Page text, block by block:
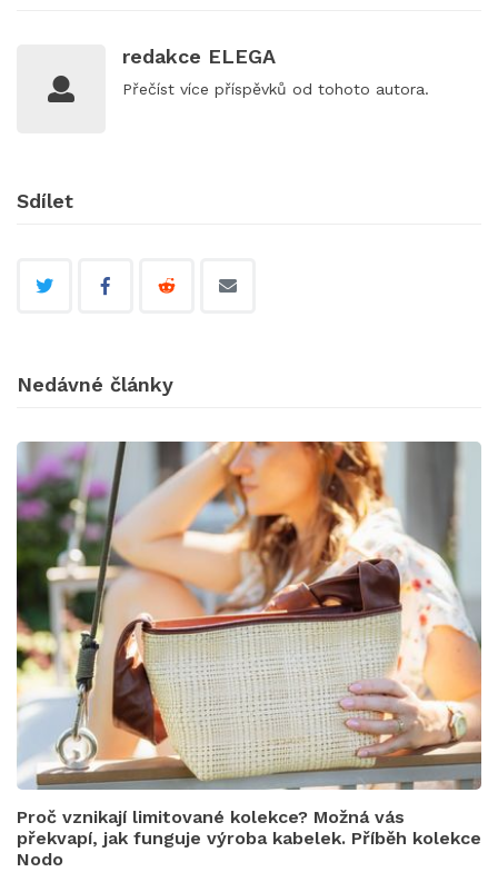
redakce ELEGA
Přečíst více příspěvků od tohoto autora.
Sdílet
Nedávné články
Proč vznikají limitované kolekce? Možná vás
překvapí, jak funguje výroba kabelek. Příběh kolekce
Nodo